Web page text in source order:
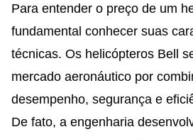
Para entender o preço de um
fundamental conhecer suas
técnicas. Os helicópteros Bell
mercado aeronáutico por
desempenho, segurança e
De fato, a engenharia